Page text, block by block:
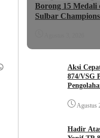
Borong 15 Medali
Sulbar
Aksi
874/VSG
Agustus
Hadir